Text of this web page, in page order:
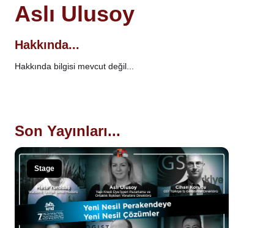
Aslı Ulusoy
Hakkında...
Hakkında bilgisi mevcut değil...
Son Yayınları...
Stage